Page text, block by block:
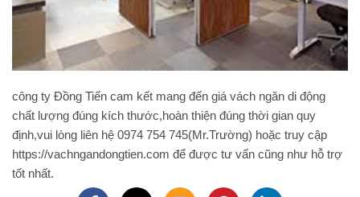
công ty Đồng Tiến cam kết mang đến giá vách ngăn di động
chất lượng đúng kích thước,hoàn thiện đúng thời gian quy
định,vui lòng liên hệ 0974 754 745(Mr.Trường) hoặc truy cập
https://vachngandongtien.com để được tư vấn cũng như hỗ trợ
tốt nhất.